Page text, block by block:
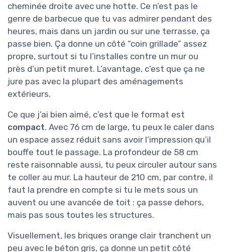
cheminée droite avec une hotte. Ce n’est pas le
genre de barbecue que tu vas admirer pendant des
heures, mais dans un jardin ou sur une terrasse, ça
passe bien. Ça donne un côté “coin grillade” assez
propre, surtout si tu l’installes contre un mur ou
près d’un petit muret. L’avantage, c’est que ça ne
jure pas avec la plupart des aménagements
extérieurs.
Ce que j’ai bien aimé, c’est que le format est
compact. Avec 76 cm de large, tu peux le caler dans
un espace assez réduit sans avoir l’impression qu’il
bouffe tout le passage. La profondeur de 58 cm
reste raisonnable aussi, tu peux circuler autour sans
te coller au mur. La hauteur de 210 cm, par contre, il
faut la prendre en compte si tu le mets sous un
auvent ou une avancée de toit : ça passe dehors,
mais pas sous toutes les structures.
Visuellement, les briques orange clair tranchent un
peu avec le béton gris, ça donne un petit côté